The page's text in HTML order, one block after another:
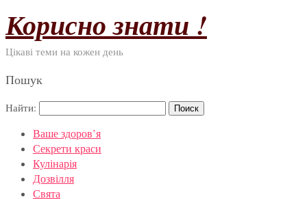
Корисно знати !
Цікаві теми на кожен день
Пошук
Найти:
Ваше здоров’я
Секрети краси
Кулінарія
Дозвілля
Свята